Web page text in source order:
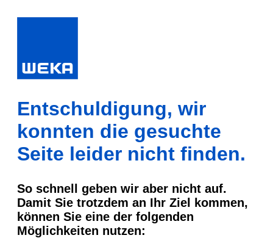
Entschuldigung, wir
konnten die gesuchte
Seite leider nicht finden.
So schnell geben wir aber nicht auf.
Damit Sie trotzdem an Ihr Ziel kommen,
können Sie eine der folgenden
Möglichkeiten nutzen: